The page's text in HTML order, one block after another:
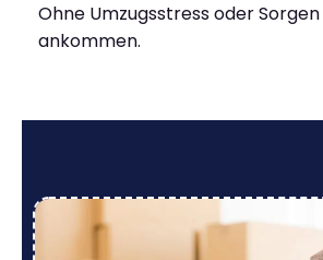
Ohne Umzugsstress oder
ankommen.